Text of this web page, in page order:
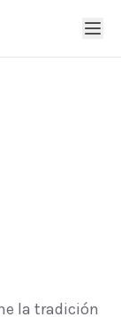
la tradición